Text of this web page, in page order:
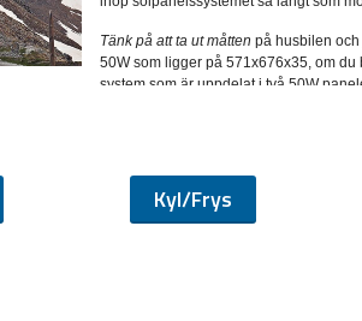
Tänk på att ta ut måtten på husbilen
50W som ligger på 571x676x35, om
system som är uppdelat i två 50W
regulator 15%-20% effektivare på att ta vara på
så kallade deep cycle batterier som är
av dess fulla kapacitet, vilket är den djupaste
Kyl/Frys